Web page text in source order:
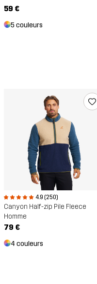
59 €
5 couleurs
4.9 (250)
Canyon Half-zip Pile Fleece
Homme
79 €
4 couleurs